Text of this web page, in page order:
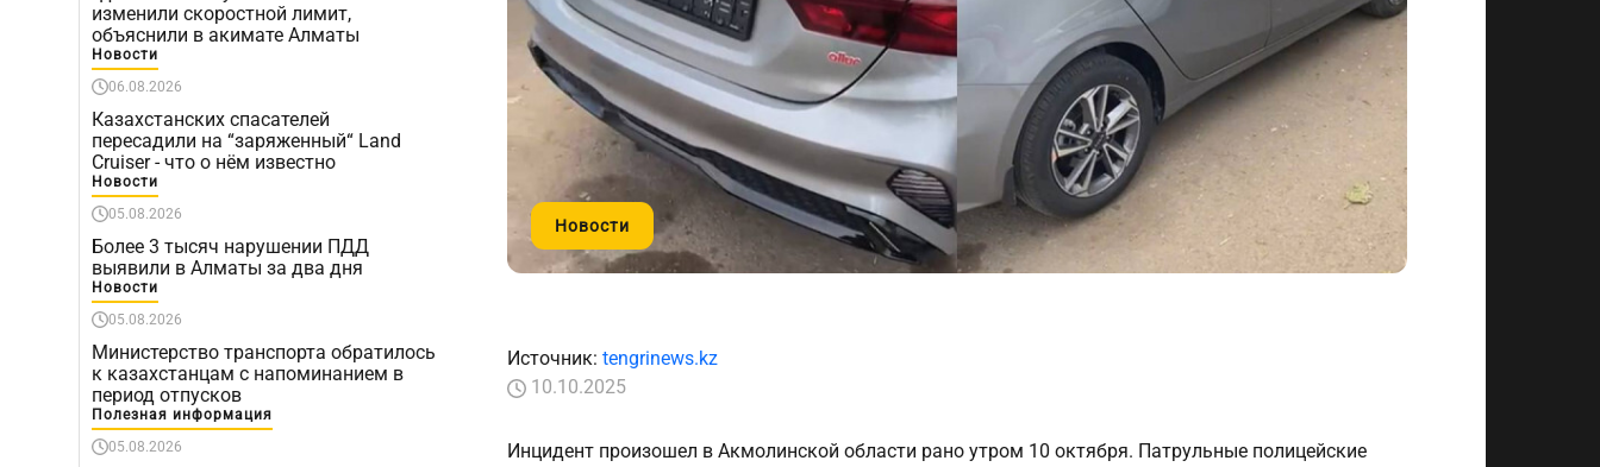
изменили скоростной лимит,
объяснили в акимате Алматы
Новости
06.08.2026
Казахстанских спасателей
пересадили на “заряженный“ Land
Cruiser - что о нём известно
Новости
05.08.2026
Более 3 тысяч нарушении ПДД
выявили в Алматы за два дня
Новости
05.08.2026
Министерство транспорта обратилось
к казахстанцам с напоминанием в
период отпусков
Полезная информация
05.08.2026
Новости
Источник: tengrinews.kz
10.10.2025
Инцидент произошел в Акмолинской области рано утром 10 октября. Патрульные полицейские